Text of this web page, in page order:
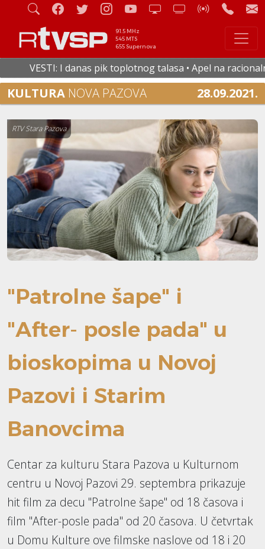
91.5 MHz
545 MTS
655 Supernova
VESTI: I danas pik toplotnog talasa • Apel na
KULTURA NOVA PAZOVA 28.09.2021.
RTV Stara Pazova
"Patrolne šape" i
"After- posle pada" u
bioskopima u Novoj
Pazovi i Starim
Banovcima
Centar za kulturu Stara Pazova u Kulturnom
centru u Novoj Pazovi 29. septembra prikazuje
hit film za decu "Patrolne šape" od 18 časova i
film "After-posle pada" od 20 časova. U četvrtak
u Domu Kulture ove filmske naslove od 18 i 20